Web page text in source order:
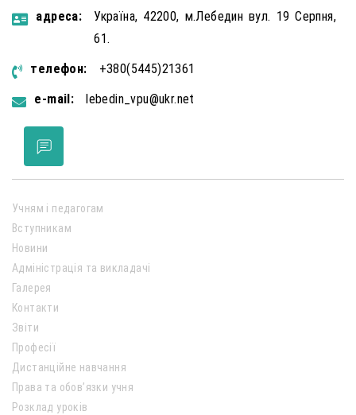
aдресa:
Україна, 42200, м.Лебедин вул. 19 Серпня,
61.
телефон:
+380(5445)21361
e-mail:
lebedin_vpu@ukr.net
Учням і педагогам
Вступникам
Новини
Адміністрація та викладачі
Галерея
Контакти
Звіти
Професії
Дистанційне навчання
Права та обов’язки учня
Розклад уроків